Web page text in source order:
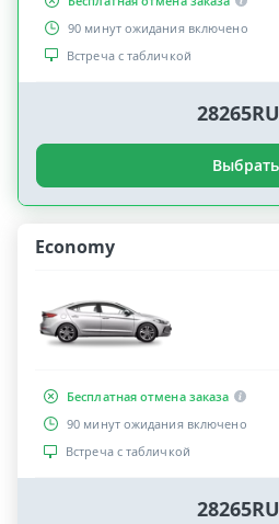
90 минут ожидания включено
Встреча с табличкой
Выбрать
Economy
Бесплатная отмена заказа
90 минут ожидания включено
Встреча с табличкой